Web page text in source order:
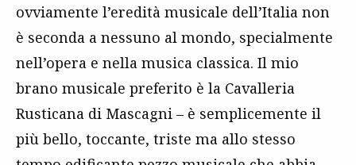
ovviamente l’eredità musicale dell’Italia non
è seconda a nessuno al mondo, specialmente
nell’opera e nella musica classica. Il mio
brano musicale preferito è la Cavalleria
Rusticana di Mascagni – è semplicemente il
più bello, toccante, triste ma allo stesso